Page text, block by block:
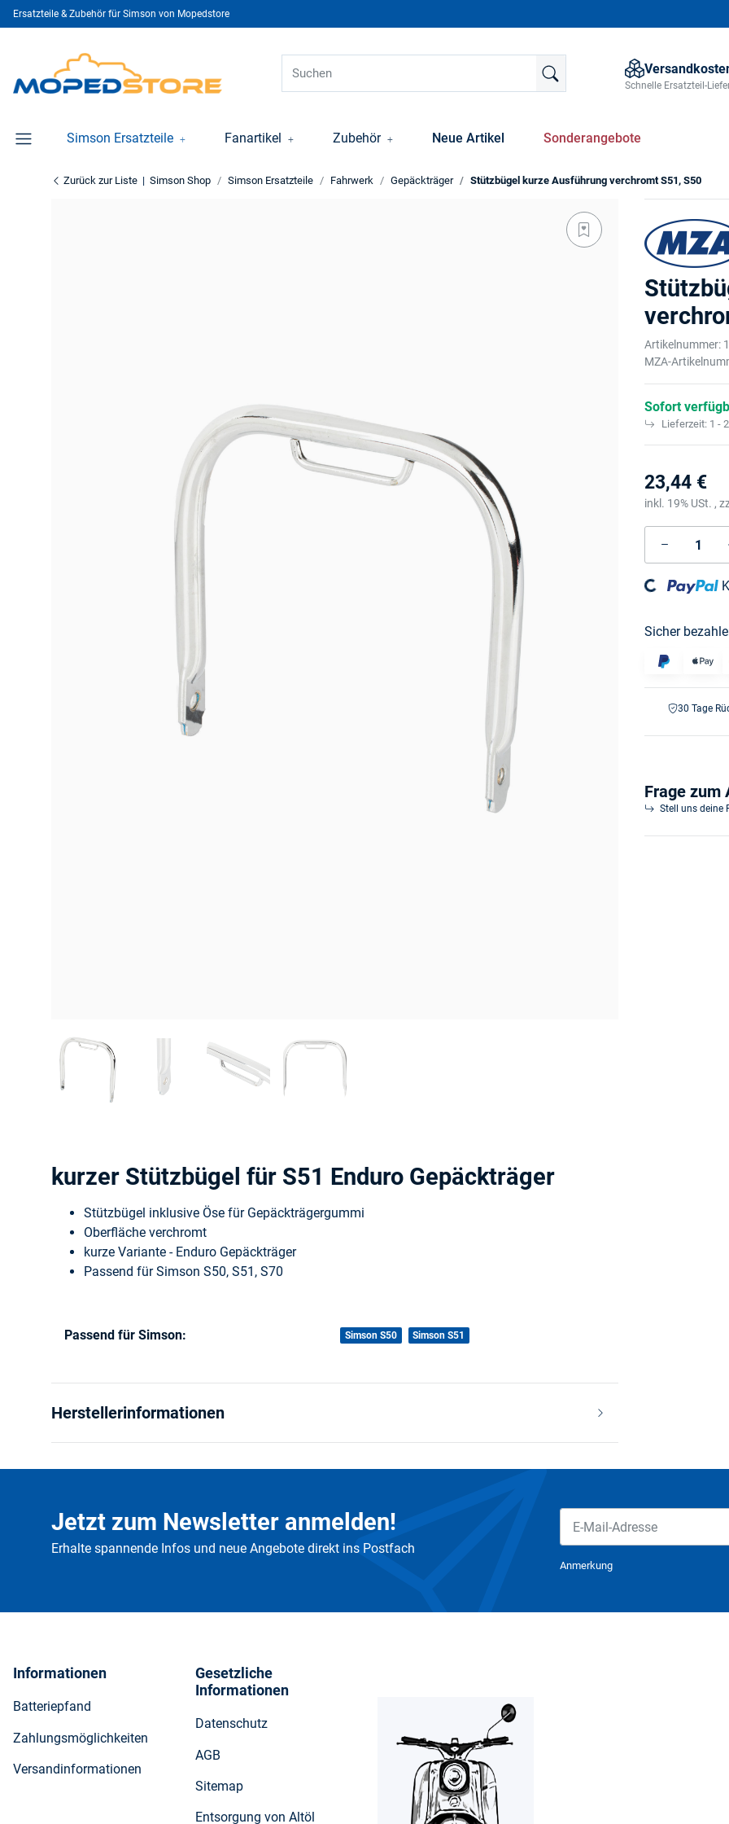
Ersatzteile & Zubehör für Simson von Mopedstore
Schnelle Ersatzteil-
Simson Ersatzteile Fanartikel Zubehör Neue Artikel Sonderangebote
Zurück zur Liste Simson Shop Simson Ersatzteile Fahrwerk Gepäckträger Stützbügel kurze Ausführung verchromt S51, S50
Artikelnummer:
MZA-
Sofort
Lieferzeit: 1 -
23,44 €
inkl. 19% USt. ,
Loading...
Sicher
30 Tage
Frage zum
Stell uns deine
kurzer Stützbügel für S51 Enduro Gepäckträger
Stützbügel inklusive Öse für Gepäckträgergummi
Oberfläche verchromt
kurze Variante - Enduro Gepäckträger
Passend für Simson S50, S51, S70
Produkteigenschaft
Wert
Passend für Simson: Simson S50 Simson S51
Herstellerinformationen
Jetzt zum Newsletter anmelden!
Erhalte spannende Infos und neue Angebote direkt ins Postfach
Anmerkung
Informationen
Batteriepfand
Zahlungsmöglichkeiten
Versandinformationen
Gesetzliche
Informationen
Datenschutz
AGB
Sitemap
Entsorgung von Altöl